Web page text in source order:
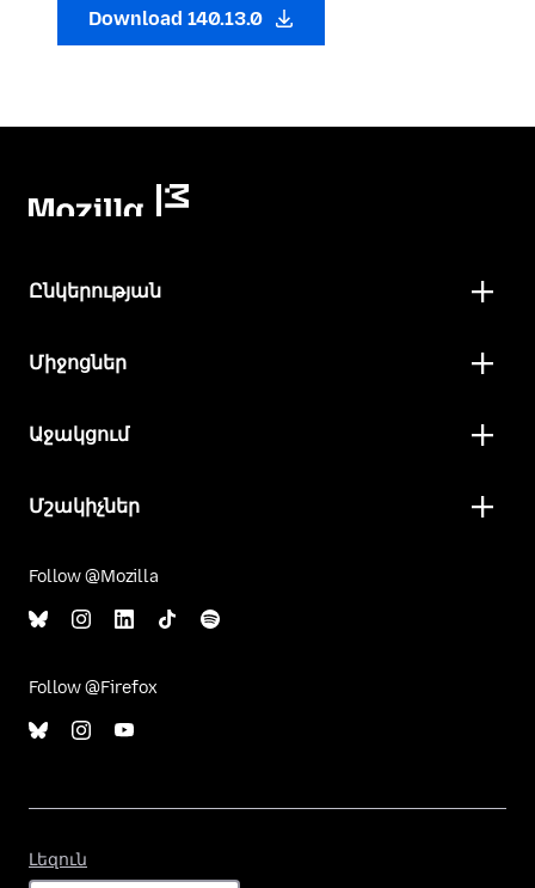
Download 140.13.0
Ընկերության
Միջոցներ
Աջակցում
Մշակիչներ
Follow @Mozilla
Follow @Firefox
Լեզուն